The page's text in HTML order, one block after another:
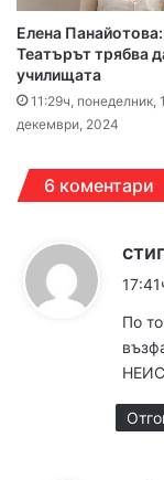
Елена Панайотова:
Театърът трябва
училищата
11:29ч, понеделник,
декември, 2024
6 коментари
По